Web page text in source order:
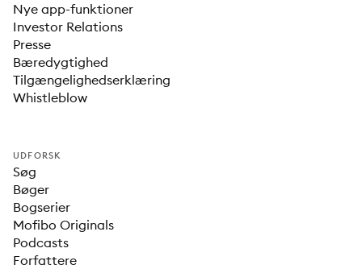
Nye app-funktioner
Investor Relations
Presse
Bæredygtighed
Tilgængelighedserklæring
Whistleblow
UDFORSK
Søg
Bøger
Bogserier
Mofibo Originals
Podcasts
Forfattere